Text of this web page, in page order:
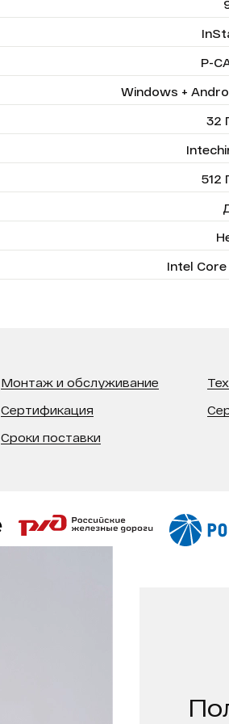
P-
Windows +
32
512
Intel Core
Монтаж и обслуживание
Сертификация
Сроки поставки